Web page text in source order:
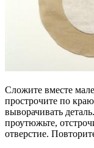
Сложите вместе
прострочите по
выворачивать
проутюжьте,
отверстие.